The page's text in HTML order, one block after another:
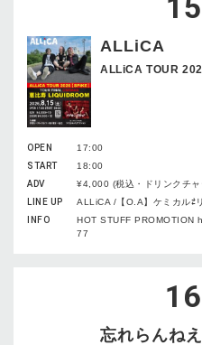
15
ALLiCA
ALLiCA TOUR
OPEN
17:00
START
18:00
ADV
¥4,000 (税込・ドリンクチャ
LINE UP
ALLiCA /【O.A】ケミカル⇄
INFO
HOT STUFF
77
16
忘れらんね